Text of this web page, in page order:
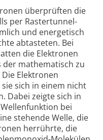
überprüften die
per Rastertunnel­
und energetisch
abtasteten. Bei
die Elektronen
der mathe­matisch zu
Elektronen
sich in einem nicht
Dabei zeigte sich in
bei
stehende Welle, die
herrührte, die